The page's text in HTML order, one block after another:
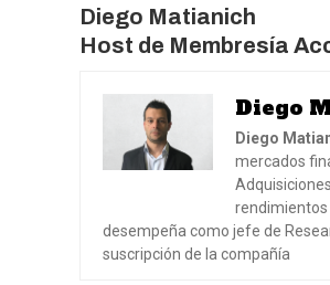
Diego Matianich
Host de Membresía
Diego
Diego
mercados
rendimientos
desempeña como jefe de
suscripción de la compañía